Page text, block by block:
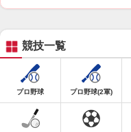
競技一覧
プロ野球 プロ野球(2軍)